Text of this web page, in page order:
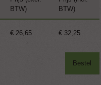
BTW)
BTW)
€ 26,65 € 32,25
Bestel